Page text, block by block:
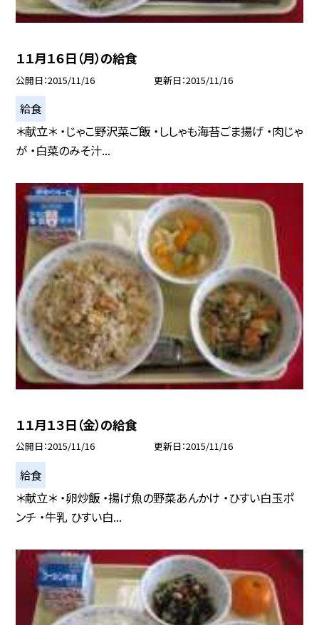
１１月１６日（月）の給食
公開日 2015/11/16 更新日 2015/11/16
給食
＊献立＊ ・じゃこ野沢菜ご飯 ・ししゃも海苔ごま揚げ ・肉じゃ
が ・白菜のみそ汁...
１１月１３日（金）の給食
公開日 2015/11/16 更新日 2015/11/16
給食
＊献立＊ ・卵炒飯 ・揚げ魚の野菜あんかけ ・ひすい白玉ポ
ンチ ・牛乳 ひすい白...